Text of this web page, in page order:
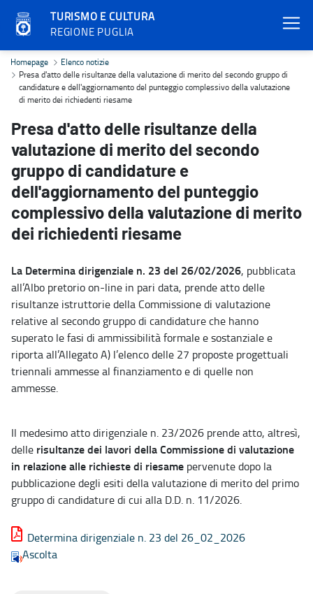
TURISMO E CULTURA
REGIONE PUGLIA
Presa d'atto delle risultanze della valutazione di merito del
Homepage
Elenco notizie
Presa d'atto delle risultanze della valutazione di merito del secondo gruppo di
candidature e dell'aggiornamento del punteggio complessivo della valutazione
di merito dei richiedenti riesame
Presa d'atto delle risultanze della
valutazione di merito del secondo
gruppo di candidature e
dell'aggiornamento del punteggio
complessivo della valutazione di merito
dei richiedenti riesame
La Determina dirigenziale n. 23 del 26/02/2026, pubblicata
all’Albo pretorio on-line in pari data, prende atto delle
risultanze istruttorie della Commissione di valutazione
relative al secondo gruppo di candidature che hanno
superato le fasi di ammissibilità formale e sostanziale e
riporta all’Allegato A) l’elenco delle 27 proposte progettuali
triennali ammesse al finanziamento e di quelle non
ammesse.
Il medesimo atto dirigenziale n. 23/2026 prende atto, altresì,
delle risultanze dei lavori della Commissione di valutazione
in relazione alle richieste di riesame pervenute dopo la
pubblicazione degli esiti della valutazione di merito del primo
gruppo di candidature di cui alla D.D. n. 11/2026.
Determina dirigenziale n. 23 del 26_02_2026
Ascolta